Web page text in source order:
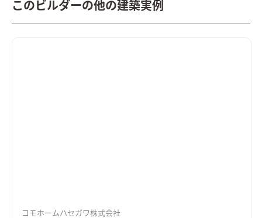
このビルダーの他の建築実例
コモホームハセガワ株式会社